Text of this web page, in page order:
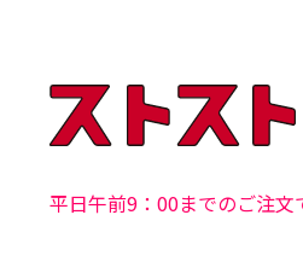
平日午前9：00までのご注文